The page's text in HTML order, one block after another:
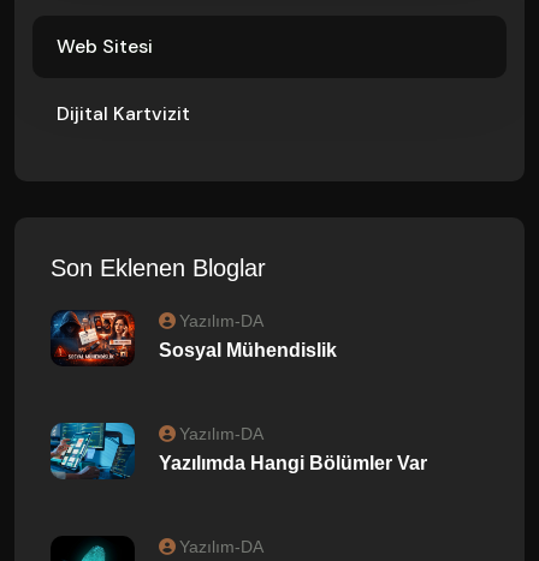
Web Sitesi
Dijital Kartvizit
Son Eklenen Bloglar
Yazılım-DA
Sosyal Mühendislik
Yazılım-DA
Yazılımda Hangi Bölümler Var
Yazılım-DA